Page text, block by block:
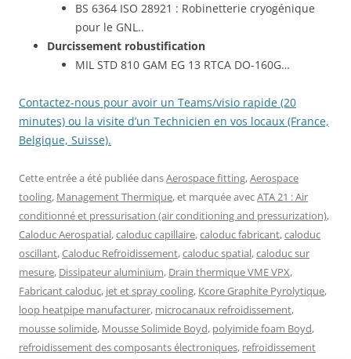
BS 6364 ISO 28921 : Robinetterie cryogénique
pour le GNL..
Durcissement robustification
MIL STD 810 GAM EG 13 RTCA DO-160G…
Contactez-nous pour avoir un Teams/visio rapide (20
minutes) ou la visite d’un Technicien en vos locaux (France,
Belgique, Suisse).
Cette entrée a été publiée dansAerospace fitting,Aerospace
tooling, Management Thermique, et marquée avecATA 21 : Air
conditionné et pressurisation (air conditioning and pressurization),
Caloduc Aerospatial,caloduc capillaire,caloduc fabricant,caloduc
oscillant,Caloduc Refroidissement,caloduc spatial,caloduc sur
mesure, Dissipateur aluminium, Drain thermique VME VPX,
Fabricant caloduc, jet et spray cooling, Kcore Graphite Pyrolytique,
loop heatpipe manufacturer, microcanaux refroidissement,
mousse solimide, Mousse Solimide Boyd, polyimide foam Boyd,
refroidissement des composants électroniques, refroidissement